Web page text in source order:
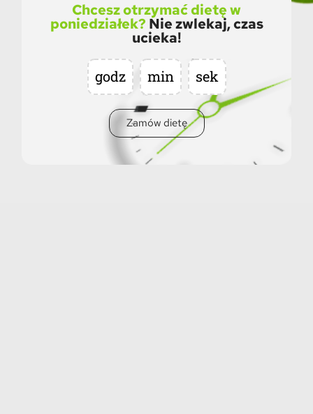
Chcesz otrzymać dietę w
poniedziałek? Nie zwlekaj, czas
ucieka!
godz min sek
Zamów dietę